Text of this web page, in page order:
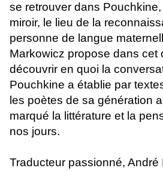
se retrouver dans
miroir, le lieu de la
personne de langue
Markowicz propose dans cet
découvrir en quoi la
Pouchkine a établie par
les poètes de sa génération
marqué la littérature et la
nos jours.
Traducteur passionné, André